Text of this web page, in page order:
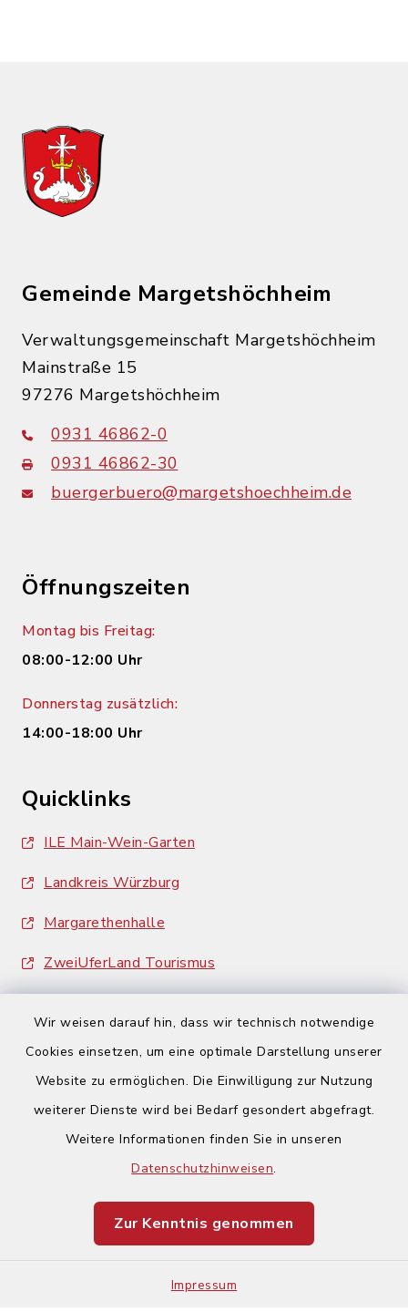
Wir weisen darauf hin, dass wir technisch notwendige
Cookies einsetzen, um eine optimale Darstellung unserer
Website zu ermöglichen. Die Einwilligung zur Nutzung
weiterer Dienste wird bei Bedarf gesondert abgefragt.
Weitere Informationen finden Sie in unseren
Datenschutzhinweisen.
Zur Kenntnis genommen
Impressum
Gemeinde Margetshöchheim
Verwaltungsgemeinschaft Margetshöchheim
Mainstraße 15
97276 Margetshöchheim
0931 46862-0
0931 46862-30
buergerbuero@margetshoechheim.de
Öffnungszeiten
Montag bis Freitag:
08:00-12:00 Uhr
Donnerstag zusätzlich:
14:00-18:00 Uhr
Quicklinks
ILE Main-Wein-Garten
Landkreis Würzburg
Margarethenhalle
ZweiUferLand Tourismus
Barrierefreiheit
Impressum
Sitemap